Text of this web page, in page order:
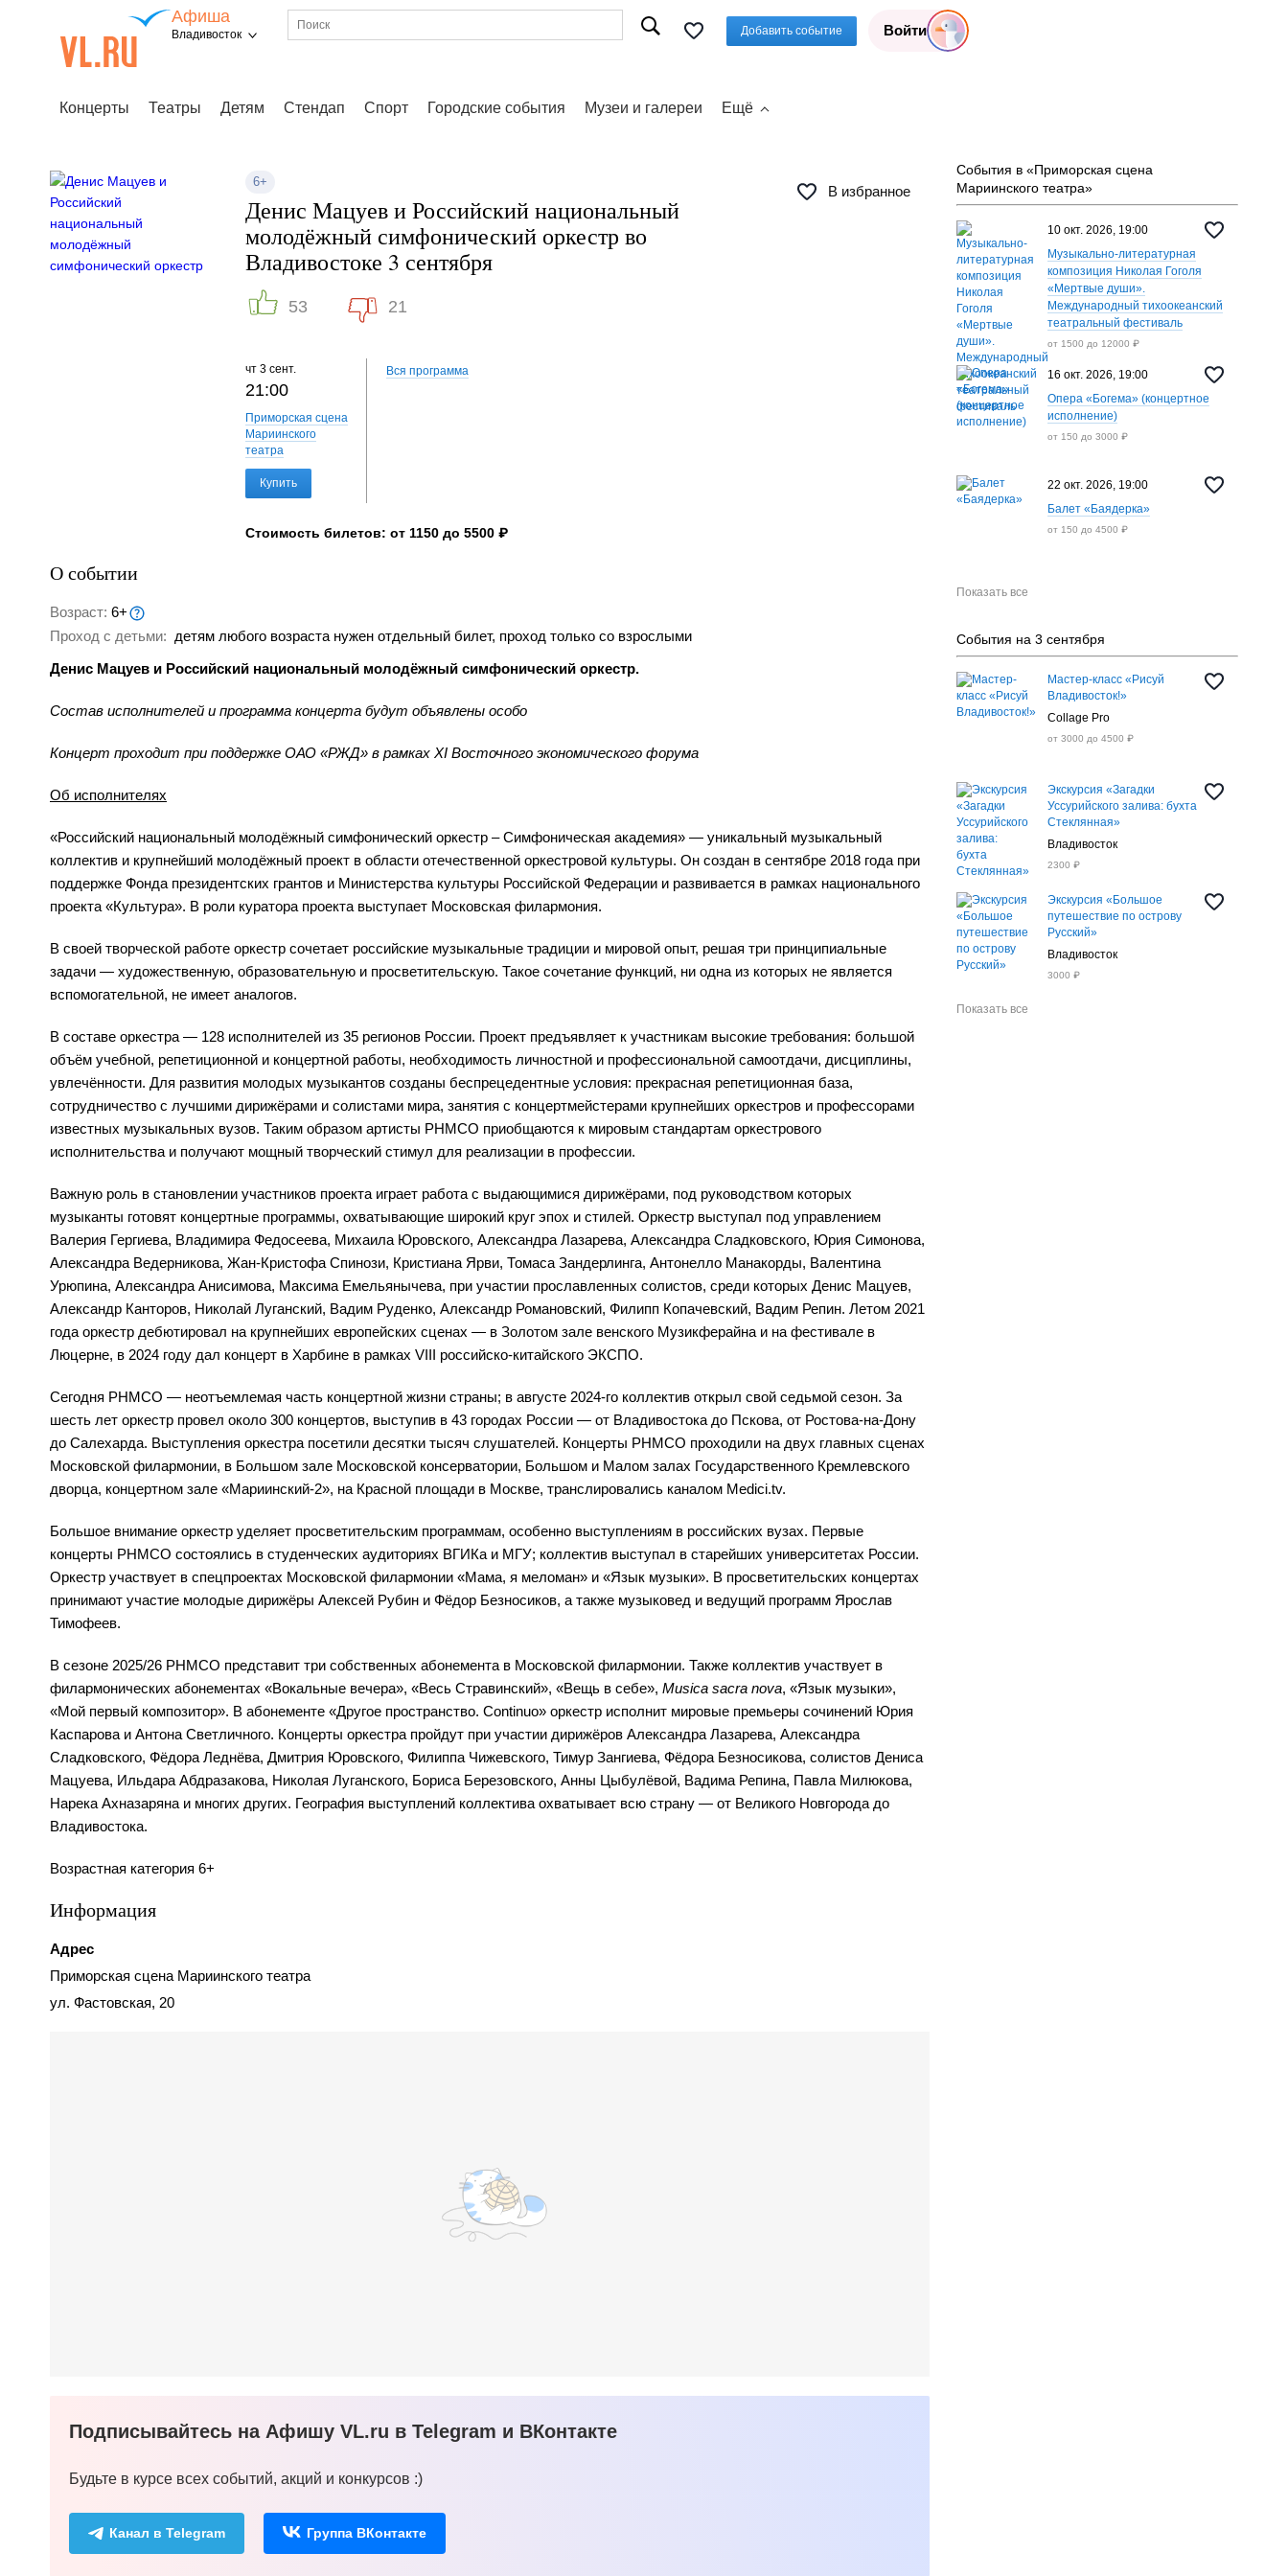
Афиша
Владивосток Добавить событие Войти
Концерты Театры Детям Стендап Спорт Городские события Музеи и галереи Ещё
6+
В избранное
Денис Мацуев и Российский национальный
молодёжный симфонический оркестр во
Владивостоке 3 сентября
53 21
чт 3 сент.
21:00
Приморская сцена
Мариинского
театра
Купить
Вся программа
Стоимость билетов: от 1150 до 5500 ₽
О событии
Возраст: 6+
Проход с детьми: детям любого возраста нужен отдельный билет, проход только со взрослыми
Денис Мацуев и Российский национальный молодёжный симфонический оркестр.
Состав исполнителей и программа концерта будут объявлены особо
Концерт проходит при поддержке ОАО «РЖД» в рамках XI Восточного экономического форума
Об исполнителях
«Российский национальный молодёжный симфонический оркестр – Симфоническая академия» — уникальный музыкальный
коллектив и крупнейший молодёжный проект в области отечественной оркестровой культуры. Он создан в сентябре 2018 года при
поддержке Фонда президентских грантов и Министерства культуры Российской Федерации и развивается в рамках национального
проекта «Культура». В роли куратора проекта выступает Московская филармония.
В своей творческой работе оркестр сочетает российские музыкальные традиции и мировой опыт, решая три принципиальные
задачи — художественную, образовательную и просветительскую. Такое сочетание функций, ни одна из которых не является
вспомогательной, не имеет аналогов.
В составе оркестра — 128 исполнителей из 35 регионов России. Проект предъявляет к участникам высокие требования: большой
объём учебной, репетиционной и концертной работы, необходимость личностной и профессиональной самоотдачи, дисциплины,
увлечённости. Для развития молодых музыкантов созданы беспрецедентные условия: прекрасная репетиционная база,
сотрудничество с лучшими дирижёрами и солистами мира, занятия с концертмейстерами крупнейших оркестров и профессорами
известных музыкальных вузов. Таким образом артисты РНМСО приобщаются к мировым стандартам оркестрового
исполнительства и получают мощный творческий стимул для реализации в профессии.
Важную роль в становлении участников проекта играет работа с выдающимися дирижёрами, под руководством которых
музыканты готовят концертные программы, охватывающие широкий круг эпох и стилей. Оркестр выступал под управлением
Валерия Гергиева, Владимира Федосеева, Михаила Юровского, Александра Лазарева, Александра Сладковского, Юрия Симонова,
Александра Ведерникова, Жан-Кристофа Спинози, Кристиана Ярви, Томаса Зандерлинга, Антонелло Манакорды, Валентина
Урюпина, Александра Анисимова, Максима Емельянычева, при участии прославленных солистов, среди которых Денис Мацуев,
Александр Канторов, Николай Луганский, Вадим Руденко, Александр Романовский, Филипп Копачевский, Вадим Репин. Летом 2021
года оркестр дебютировал на крупнейших европейских сценах — в Золотом зале венского Музикферайна и на фестивале в
Люцерне, в 2024 году дал концерт в Харбине в рамках VIII российско-китайского ЭКСПО.
Сегодня РНМСО — неотъемлемая часть концертной жизни страны; в августе 2024-го коллектив открыл свой седьмой сезон. За
шесть лет оркестр провел около 300 концертов, выступив в 43 городах России — от Владивостока до Пскова, от Ростова-на-Дону
до Салехарда. Выступления оркестра посетили десятки тысяч слушателей. Концерты РНМСО проходили на двух главных сценах
Московской филармонии, в Большом зале Московской консерватории, Большом и Малом залах Государственного Кремлевского
дворца, концертном зале «Мариинский-2», на Красной площади в Москве, транслировались каналом Medici.tv.
Большое внимание оркестр уделяет просветительским программам, особенно выступлениям в российских вузах. Первые
концерты РНМСО состоялись в студенческих аудиториях ВГИКа и МГУ; коллектив выступал в старейших университетах России.
Оркестр участвует в спецпроектах Московской филармонии «Мама, я меломан» и «Язык музыки». В просветительских концертах
принимают участие молодые дирижёры Алексей Рубин и Фёдор Безносиков, а также музыковед и ведущий программ Ярослав
Тимофеев.
В сезоне 2025/26 РНМСО представит три собственных абонемента в Московской филармонии. Также коллектив участвует в
филармонических абонементах «Вокальные вечера», «Весь Стравинский», «Вещь в себе», Musica sacra nova, «Язык музыки»,
«Мой первый композитор». В абонементе «Другое пространство. Continuo» оркестр исполнит мировые премьеры сочинений Юрия
Каспарова и Антона Светличного. Концерты оркестра пройдут при участии дирижёров Александра Лазарева, Александра
Сладковского, Фёдора Леднёва, Дмитрия Юровского, Филиппа Чижевского, Тимур Зангиева, Фёдора Безносикова, солистов Дениса
Мацуева, Ильдара Абдразакова, Николая Луганского, Бориса Березовского, Анны Цыбулёвой, Вадима Репина, Павла Милюкова,
Нарека Ахназаряна и многих других. География выступлений коллектива охватывает всю страну — от Великого Новгорода до
Владивостока.
Возрастная категория 6+
Информация
Адрес
Приморская сцена Мариинского театра
ул. Фастовская, 20
Подписывайтесь на Афишу VL.ru в Telegram и ВКонтакте
Будьте в курсе всех событий, акций и конкурсов :)
Канал в Telegram Группа ВКонтакте
События в «Приморская сцена
Мариинского театра»
10 окт. 2026, 19:00
Музыкально-литературная
композиция Николая Гоголя
«Мертвые души».
Международный тихоокеанский
театральный фестиваль
от 1500 до 12000 ₽
16 окт. 2026, 19:00
Опера «Богема» (концертное
исполнение)
от 150 до 3000 ₽
22 окт. 2026, 19:00
Балет «Баядерка»
от 150 до 4500 ₽
Показать все
События на 3 сентября
Мастер-класс «Рисуй
Владивосток!»
Collage Pro
от 3000 до 4500 ₽
Экскурсия «Загадки
Уссурийского залива: бухта
Стеклянная»
Владивосток
2300 ₽
Экскурсия «Большое
путешествие по острову
Русский»
Владивосток
3000 ₽
Показать все